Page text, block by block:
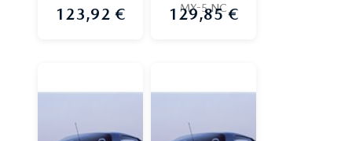
Prix
123,92 €
MX-5 NC
Prix
129,85 €